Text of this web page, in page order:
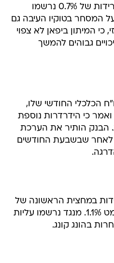
הטכנולוגיה בטוקיו היום. ירידות של 0.7% נרשמו
המסחר בטוקיו העיבה גם
המיתון ביפאן לא צפוי
גבוהים להמשך
הכלכלי החודשי שלו,
כי הידרדרות נוספת
הבנק הותיר את הערכת
לאחר שבשבעת החודשים
במחצית הראשונה של
המסחר בנק HSBC, ששמט 1.1%. מנגד נרשמו עליות
בהונג קונג.